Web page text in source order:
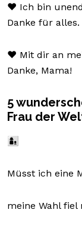
❤️ Ich bin
Danke für alles.
❤️ Mit dir an
Danke, Mama!
5
Frau der
👩‍👦
Müsst ich eine
meine Wahl